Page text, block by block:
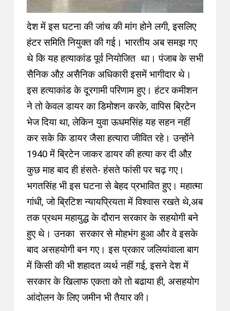
देश में इस घटना की जांच की मांग होने लगी, इसलिए
हंटर समिति नियुक्त की गई। भारतीय अब समझ गए
थे कि यह हत्याकांड पूर्व नियोजित था। पंजाब के सभी
सैनिक औऱ असैनिक अधिकारी इसमें भागीदार थे।
इस हत्याकांड के दूरगामी परिणाम हुए। हंटर कमीशन
ने तो केवल डायर का डिमोशन करके, वापिस ब्रिटेन
भेज दिया था, लेकिन युवा ऊधमसिंह यह सहन नहीं
कर सके कि डायर जैसा हत्यारा जीवित रहे। उन्होंने
1940 में ब्रिटेन जाकर डायर की हत्या कर दी औऱ
कुछ माह बाद ही हंसते- हंसते फांसी पर चढ़ गए।
भगतसिंह भी इस घटना से बेहद प्रभावित हुए। महात्मा
गांधी, जो ब्रिटिश न्यायप्रियता में विश्वास रखते थे,अब
तक प्रथम महायुद्ध के दौरान सरकार के सहयोगी बने
हुए थे। उनका सरकार से मोहभंग हुआ और वे इसके
बाद असहयोगी बन गए। इस प्रकार जलियांवाला बाग
में किसी की भी शहादत व्यर्थ नहीं गई, इसने देश में
सरकार के खिलाफ एकता को तो बढाया ही, असहयोग
आंदोलन के लिए जमीन भी तैयार की।